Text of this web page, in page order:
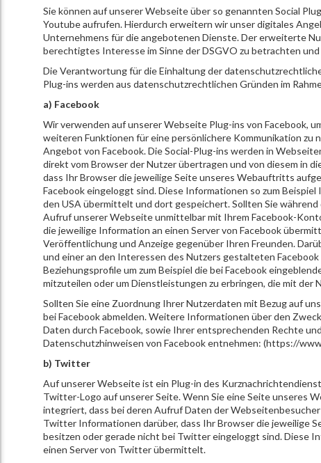
Sie können auf unserer Webseite über so genannten Social
Youtube aufrufen. Hierdurch erweitern wir unser digitales
Unternehmens für die angebotenen Dienste. Der erweiterte
berechtigtes Interesse im Sinne der DSGVO zu betrachten
Die Verantwortung für die Einhaltung der
Plug-ins werden aus datenschutzrechtlichen Gründen im
a) Facebook
Wir verwenden auf unserer Webseite Plug-ins von Facebook,
weiteren Funktionen für eine persönlichere Kommunikation zu
Angebot von Facebook. Die Social-Plug-ins werden in
direkt vom Browser der Nutzer übertragen und von diesem in
dass Ihr Browser die jeweilige Seite unseres Webauftritts
Facebook eingeloggt sind. Diese Informationen so zum
den USA übermittelt und dort gespeichert. Sollten Sie
Aufruf unserer Webseite unmittelbar mit Ihrem Facebook-
die jeweilige Information an einen Server von Facebook
Veröffentlichung und Anzeige gegenüber Ihren Freunden.
und einer an den Interessen des Nutzers gestalteten
Beziehungsprofile um zum Beispiel die bei Facebook
mitzuteilen oder um Dienstleistungen zu erbringen, die mit der
Sollten Sie eine Zuordnung Ihrer Nutzerdaten mit Bezug auf
bei Facebook abmelden. Weitere Informationen über den
Daten durch Facebook, sowie Ihrer entsprechenden Rechte
Datenschutzhinweisen von Facebook entnehmen: (https://
b) Twitter
Auf unserer Webseite ist ein Plug-in des
Twitter-Logo auf unserer Seite. Wenn Sie eine Seite unseres
integriert, dass bei deren Aufruf Daten der
Twitter Informationen darüber, dass Ihr Browser die jeweilige
besitzen oder gerade nicht bei Twitter eingeloggt sind. Diese
einen Server von Twitter übermittelt.